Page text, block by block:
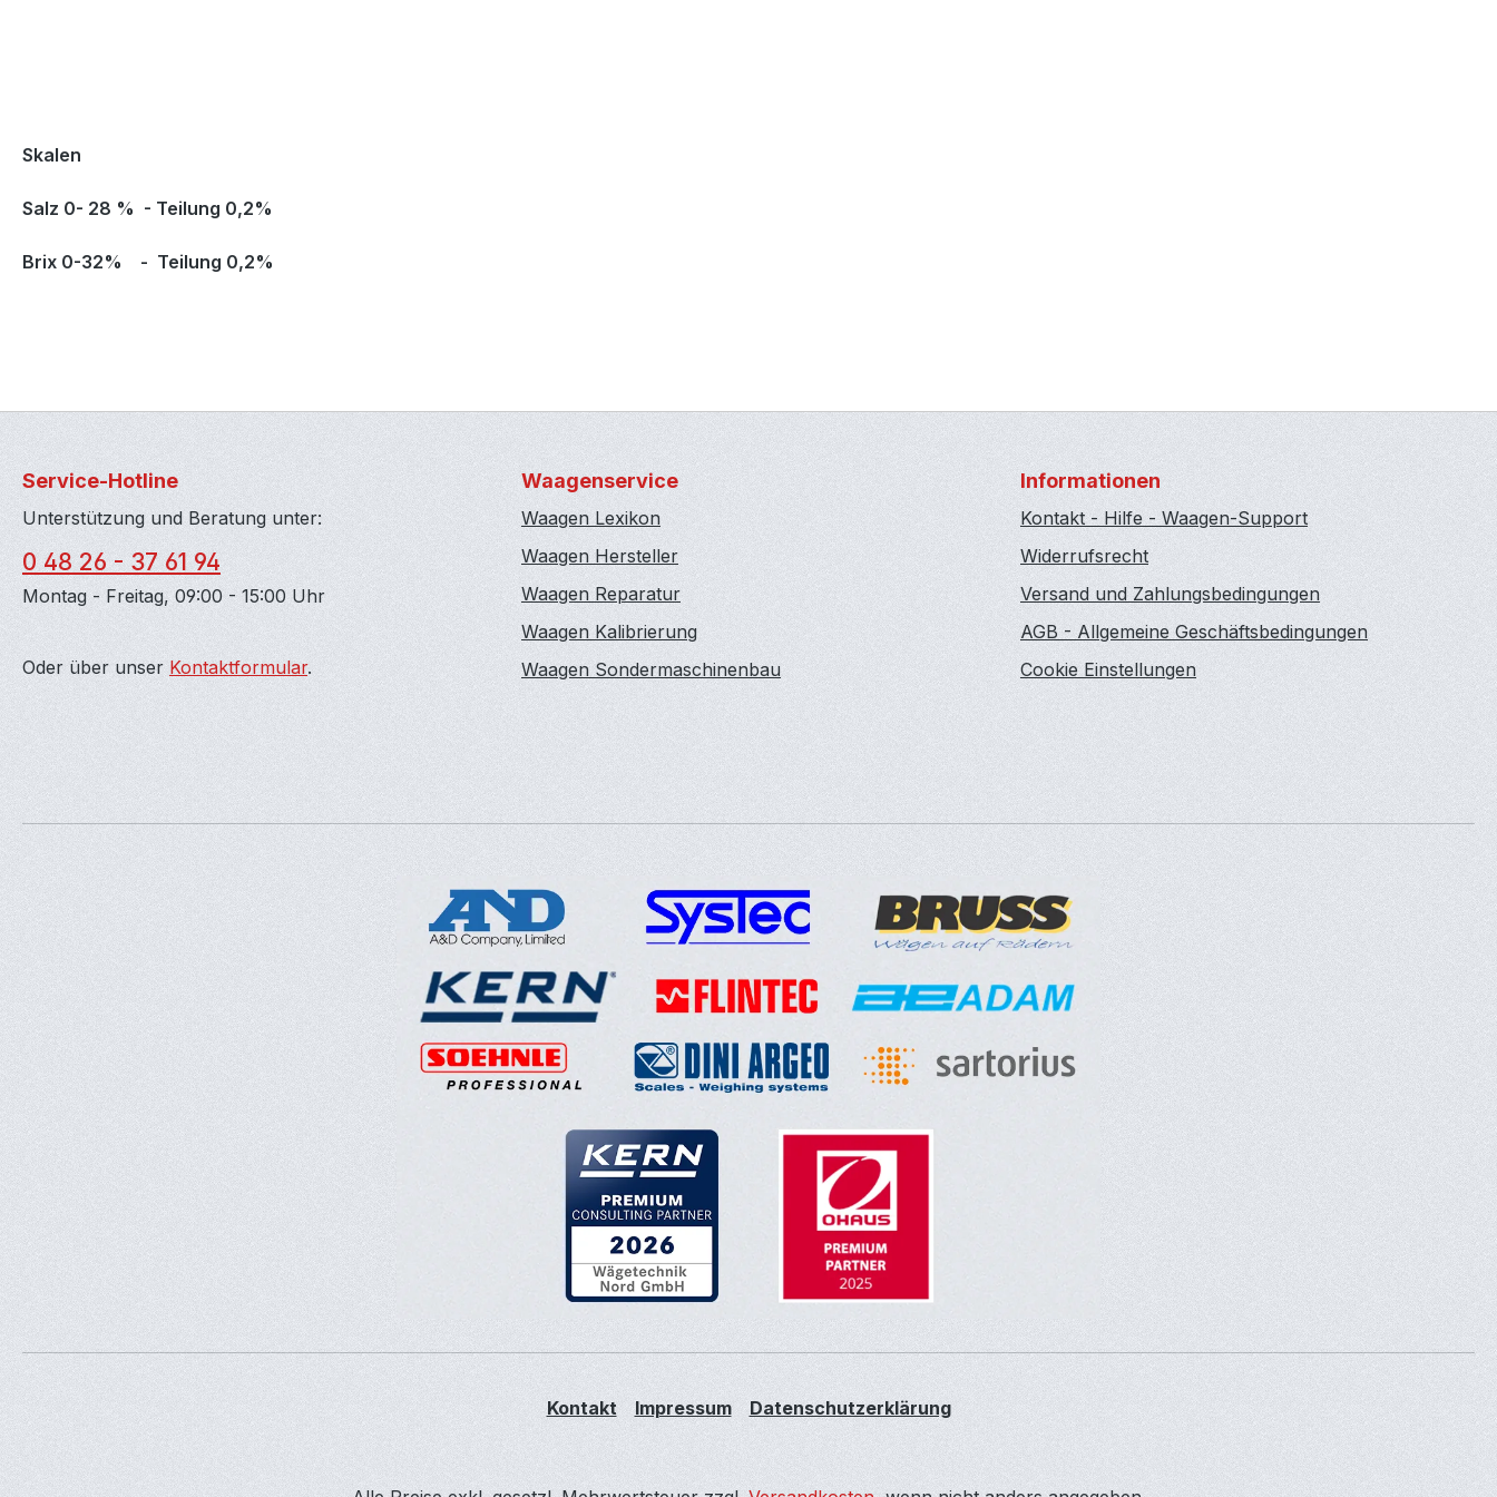
Skalen
Salz 0- 28 % - Teilung 0,2%
Brix 0-32% - Teilung 0,2%
Service-Hotline
Unterstützung und Beratung unter:
0 48 26 - 37 61 94
Montag - Freitag, 09:00 - 15:00 Uhr
Oder über unser Kontaktformular.
Waagenservice
Waagen Lexikon
Waagen Hersteller
Waagen Reparatur
Waagen Kalibrierung
Waagen Sondermaschinenbau
Informationen
Kontakt - Hilfe - Waagen-Support
Widerrufsrecht
Versand und Zahlungsbedingungen
AGB - Allgemeine Geschäftsbedingungen
Cookie Einstellungen
Kontakt Impressum Datenschutzerklärung